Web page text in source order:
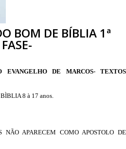
BOM DE BÍBLIA 1ª
FASE-
EVANGELHO DE MARCOS- TEXTOS
8 à 17 anos.
NÃO APARECEM COMO APOSTOLO DE